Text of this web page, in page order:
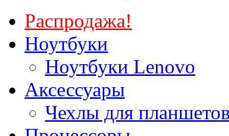
Распродажа!
Ноутбуки
Ноутбуки Lenovo
Аксессуары
Чехлы для